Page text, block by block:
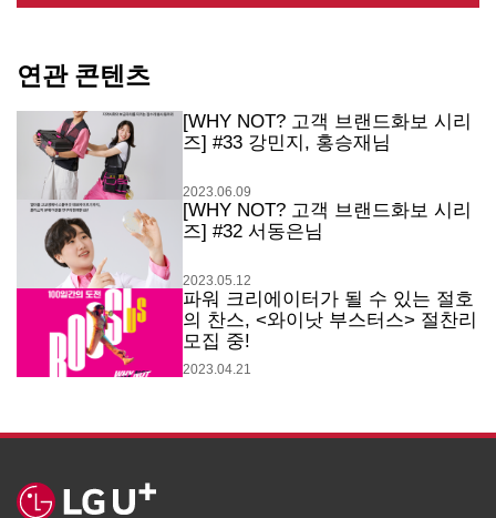
연관 콘텐츠
[WHY NOT? 고객 브랜드화보 시리
즈] #33 강민지, 홍승재님
2023.06.09
[WHY NOT? 고객 브랜드화보 시리
즈] #32 서동은님
2023.05.12
파워 크리에이터가 될 수 있는 절호
의 찬스, <와이낫 부스터스> 절찬리
모집 중!
2023.04.21